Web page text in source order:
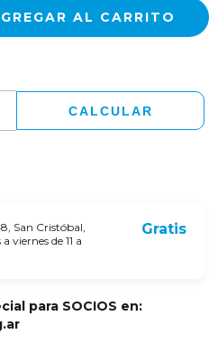
CALCULAR
San Cristóbal,
viernes de 11 a
Gratis
para SOCIOS en: